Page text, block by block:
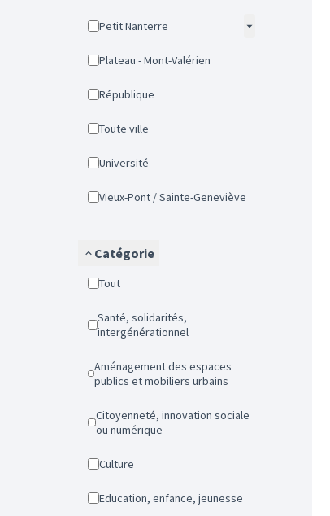
Petit Nanterre
Plateau - Mont-Valérien
République
Toute ville
Université
Vieux-Pont / Sainte-Geneviève
Catégorie
Tout
Santé, solidarités,
intergénérationnel
Aménagement des espaces
publics et mobiliers urbains
Citoyenneté, innovation sociale
ou numérique
Culture
Education, enfance, jeunesse